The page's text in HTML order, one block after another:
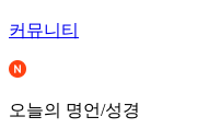
커뮤니티
오늘의 명언/성경